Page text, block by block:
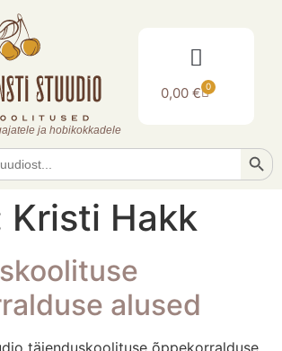
ja hobikokkadele
0,00€ 0
Kristi Hakk
alused
täienduskoolituse õppekorralduse